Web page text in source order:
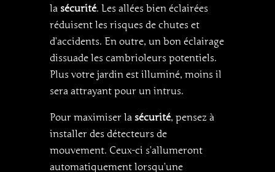
la sécurité. Les allées bien éclairées
réduisent les risques de chutes et
d’accidents. En outre, un bon éclairage
dissuade les cambrioleurs potentiels.
Plus votre jardin est illuminé, moins il
sera attrayant pour un intrus.
Pour maximiser la sécurité, pensez à
installer des détecteurs de
mouvement. Ceux-ci s’allumeront
automatiquement lorsqu’une